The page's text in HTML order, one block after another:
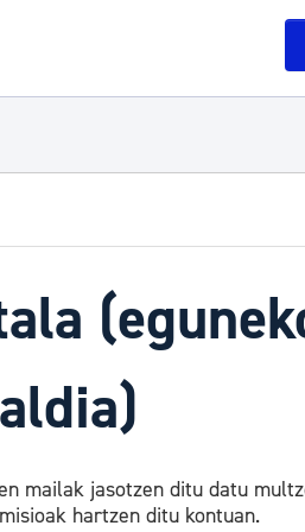
mailak jasotzen ditu datu
hartzen ditu kontuan.